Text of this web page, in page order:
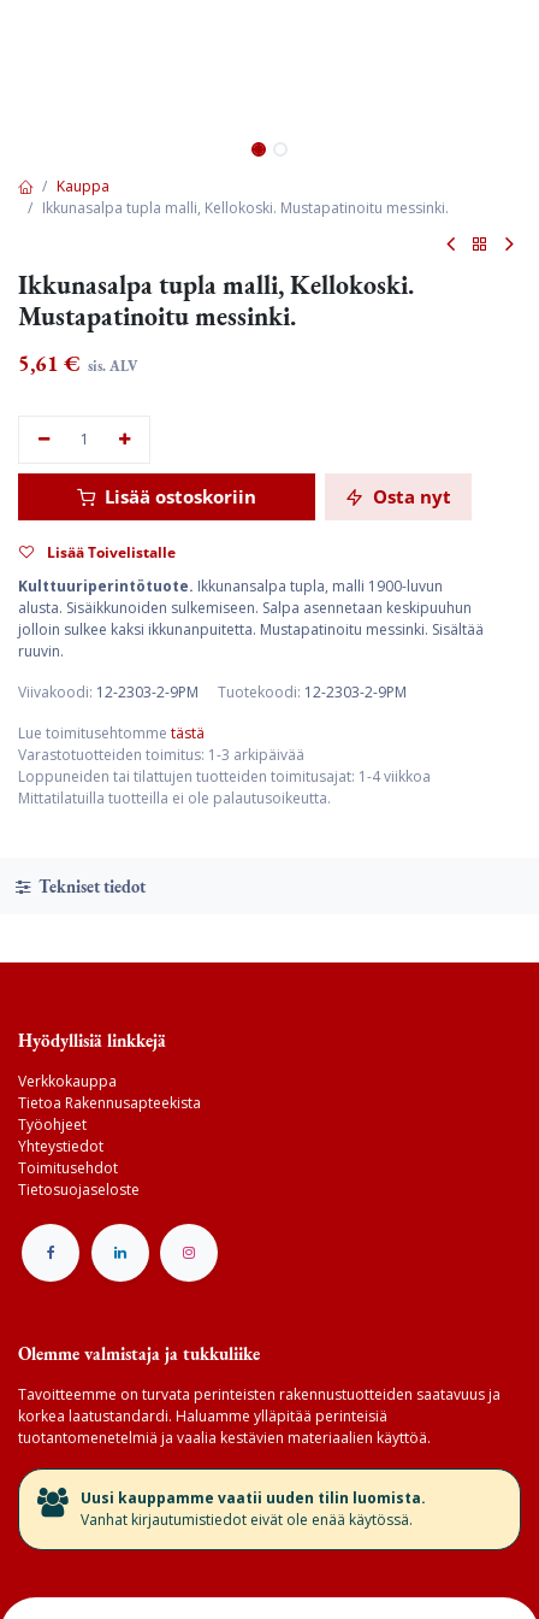
Kauppa
Ikkunasalpa tupla malli, Kellokoski. Mustapatinoitu messinki.
Ikkunasalpa tupla malli, Kellokoski.
Mustapatinoitu messinki.
5,61 € sis. ALV
Lisää ostoskoriin Osta nyt
Lisää Toivelistalle
Kulttuuriperintötuote. Ikkunansalpa tupla, malli 1900-luvun
alusta. Sisäikkunoiden sulkemiseen. Salpa asennetaan keskipuuhun
jolloin sulkee kaksi ikkunanpuitetta. Mustapatinoitu messinki. Sisältää
ruuvin.
Viivakoodi: 12-2303-2-9PM Tuotekoodi: 12-2303-2-9PM
Lue toimitusehtomme tästä
Varastotuotteiden toimitus: 1-3 arkipäivää
Loppuneiden tai tilattujen tuotteiden toimitusajat: 1-4 viikkoa
Mittatilatuilla tuotteilla ei ole palautusoikeutta.
Tekniset tiedot
Hyödyllisiä linkkejä
Verkkokauppa
Tietoa Rakennusapteekista
Työohjeet
Yhteystiedot
Toimitusehdot
Tietosuojaseloste
Olemme valmistaja ja tukkuliike
Tavoitteemme on turvata perinteisten rakennustuotteiden saatavuus ja
korkea laatustandardi. Haluamme ylläpitää perinteisiä
tuotantomenetelmiä ja vaalia kestävien materiaalien käyttöä.
​Uusi kauppamme vaatii uuden tilin luomista.
Vanhat kirjautumistiedot eivät ole enää käytössä.